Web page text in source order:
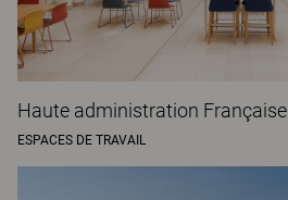
Haute administration Française
ESPACES DE TRAVAIL